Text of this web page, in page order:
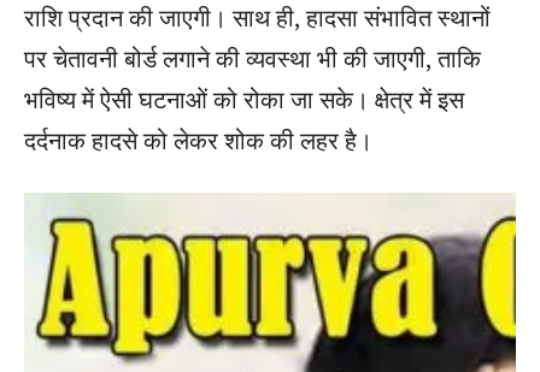
राशि प्रदान की जाएगी। साथ ही, हादसा संभावित स्थानों
पर चेतावनी बोर्ड लगाने की व्यवस्था भी की जाएगी, ताकि
भविष्य में ऐसी घटनाओं को रोका जा सके। क्षेत्र में इस
दर्दनाक हादसे को लेकर शोक की लहर है।